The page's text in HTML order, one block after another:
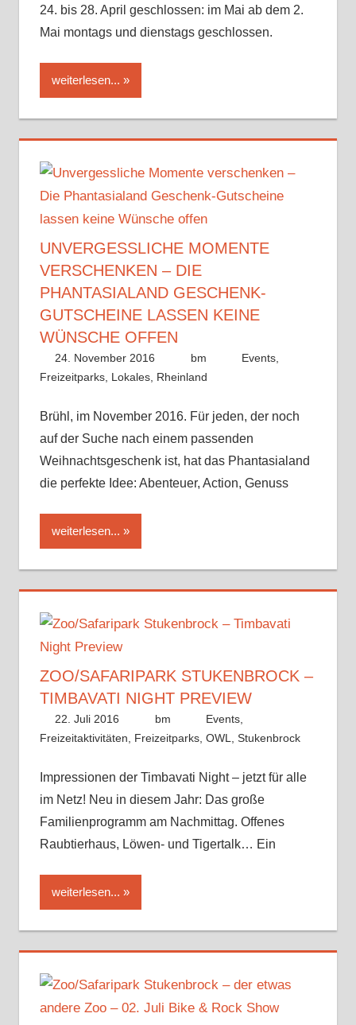
24. bis 28. April geschlossen: im Mai ab dem 2.
Mai montags und dienstags geschlossen.
weiterlesen...
UNVERGESSLICHE MOMENTE
VERSCHENKEN – DIE
PHANTASIALAND GESCHENK-
GUTSCHEINE LASSEN KEINE
WÜNSCHE OFFEN
24. November 2016 bm Events
Freizeitparks, Lokales, Rheinland
Brühl, im November 2016. Für jeden, der noch
auf der Suche nach einem passenden
Weihnachtsgeschenk ist, hat das Phantasialand
die perfekte Idee: Abenteuer, Action, Genuss
weiterlesen...
ZOO/SAFARIPARK STUKENBROCK –
TIMBAVATI NIGHT PREVIEW
22. Juli 2016 bm Events
Freizeitaktivitäten
Freizeitparks, OWL Stukenbrock
Impressionen der Timbavati Night – jetzt für alle
im Netz! Neu in diesem Jahr: Das große
Familienprogramm am Nachmittag. Offenes
Raubtierhaus, Löwen- und Tigertalk… Ein
weiterlesen...